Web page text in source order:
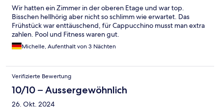
Wir hatten ein Zimmer in der oberen Etage und war top.
Bisschen hellhörig aber nicht so schlimm wie erwartet. Das
Frühstück war enttäuschend, für Cappucchino musst man extra
zahlen. Pool und Fitness waren gut.
Michelle, Aufenthalt von 3 Nächten
Verifizierte Bewertung
10/10 – Aussergewöhnlich
26. Okt. 2024